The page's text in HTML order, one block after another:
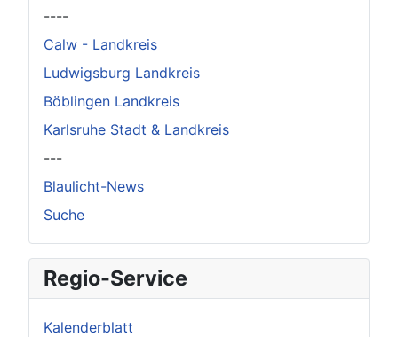
----
Calw - Landkreis
Ludwigsburg Landkreis
Böblingen Landkreis
Karlsruhe Stadt & Landkreis
---
Blaulicht-News
Suche
Regio-Service
Kalenderblatt